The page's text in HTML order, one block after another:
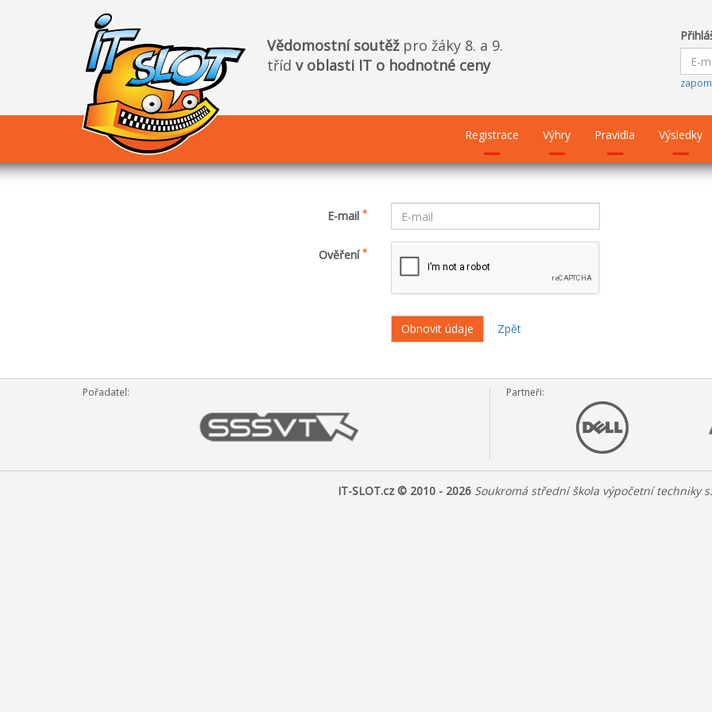
Vědomostní soutěžpro žáky 8. a 9.
tříd v oblasti IT o hodnotné ceny
Registrace Výhry Pravidla Výsledky
E-mail *
Ověření *
Zpět
Pořadatel: Partneři:
IT-SLOT.cz © 2010 - 2026 Soukromá střední škola výpočetní techniky